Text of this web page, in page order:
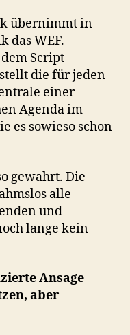
übernimmt in
das WEF.
Script
die für jeden
einer
Agenda im
es sowieso schon
gewahrt. Die
alle
und
lange kein
Ansage
aber